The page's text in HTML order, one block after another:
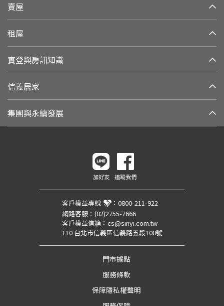
賣屋
租屋
實登與房訊知識
信義居家
集團與永續發展
加好友 追蹤我們
客戶權益專線 ： 0800-211-922
網路客服： (02)2755-7666
客戶權益信箱： cs@sinyi.com.tw
110 台北市信義區信義路五段100號
門市據點
服務條款
保障隱私權聲明